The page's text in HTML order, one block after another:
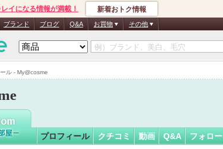
ル - My@cosme
イになる情報が満載！ 新着おトク情報
ブランド ブログ Q&A お買物 その他
919さん
認
証
プロフィール クチコミ 動画 Q&A フォロー